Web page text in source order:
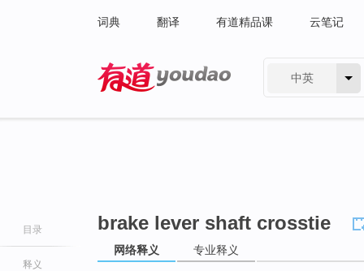
词典 翻译 有道精品课 云笔记
中英
目录
释义
brake lever shaft crosstie
网络释义 专业释义